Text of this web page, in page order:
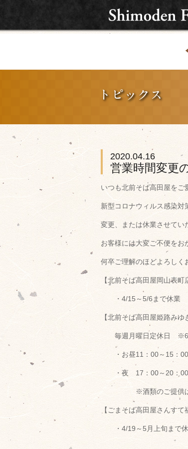
2020.04.16
営業時間変更
いつも北前そば高田屋をご
新型コロナウィルス感染対
変更、または休業させてい
お客様には大変ご不便をお
何卒ご理解のほどよろしく
【北前そば高田屋岡山表町
・4/15～5/6まで休業
【北前そば高田屋姫路みゆ
毎週月曜日定休日 ※6
・お昼11：00～15：00
・夜 17：00～20：00
※酒類のご提供は19：
【ごまそば高田屋さんすて
・4/19～5月上旬まで